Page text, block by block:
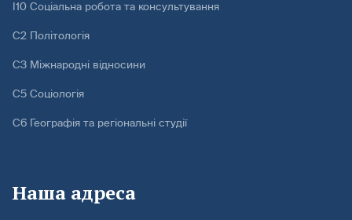
І10 Соціальна робота та консультування
С2 Політологія
С3 Міжнародні відносини
С5 Соціологія
С6 Географія та регіональні студії
Наша адреса